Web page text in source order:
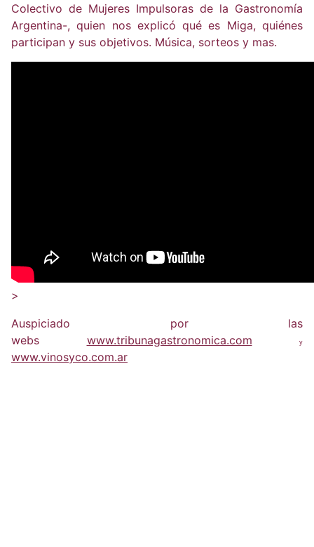
Colectivo de Mujeres Impulsoras de la Gastronomía
Argentina-, quien nos explicó qué es Miga, quiénes
participan y sus objetivos. Música, sorteos y mas.
>
Auspiciado por las
webs
www.tribunagastronomica.com y
www.vinosyco.com.ar